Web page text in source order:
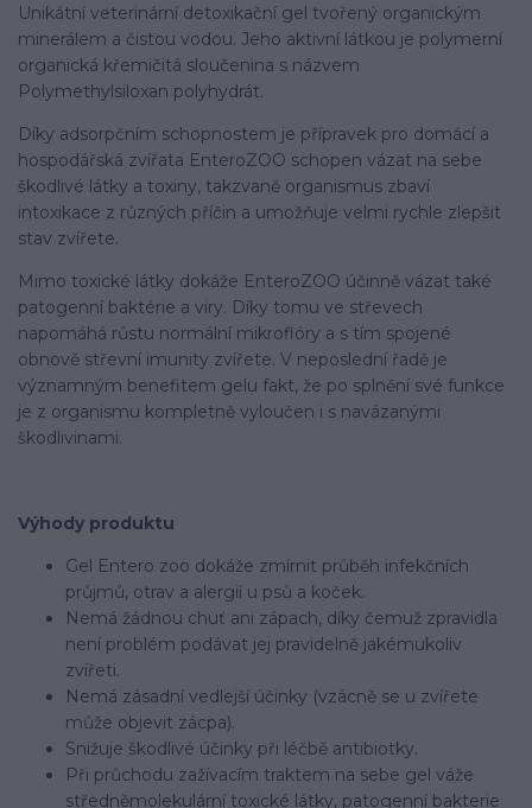
Unikátní veterinární detoxikační gel tvořený organickým
minerálem a čistou vodou. Jeho aktivní látkou je polymerní
organická křemičitá sloučenina s názvem
Polymethylsiloxan polyhydrát.
Díky adsorpčním schopnostem je přípravek pro domácí a
hospodářská zvířata EnteroZOO schopen vázat na sebe
škodlivé látky a toxiny, takzvaně organismus zbaví
intoxikace z různých příčin a umožňuje velmi rychle zlepšit
stav zvířete.
Mimo toxické látky dokáže EnteroZOO účinně vázat také
patogenní baktérie a viry. Díky tomu ve střevech
napomáhá růstu normální mikroflóry a s tím spojené
obnově střevní imunity zvířete. V neposlední řadě je
významným benefitem gelu fakt, že po splnění své funkce
je z organismu kompletně vyloučen i s navázanými
škodlivinami.
Výhody produktu
Gel Entero zoo dokáže zmírnit průběh infekčních
průjmů, otrav a alergií u psů a koček.
Nemá žádnou chuť ani zápach, díky čemuž zpravidla
není problém podávat jej pravidelně jakémukoliv
zvířeti.
Nemá zásadní vedlejší účinky (vzácně se u zvířete
může objevit zácpa).
Snižuje škodlivé účinky při léčbě antibiotky.
Při průchodu zažívacím traktem na sebe gel váže
středněmolekulární toxické látky, patogenní bakterie